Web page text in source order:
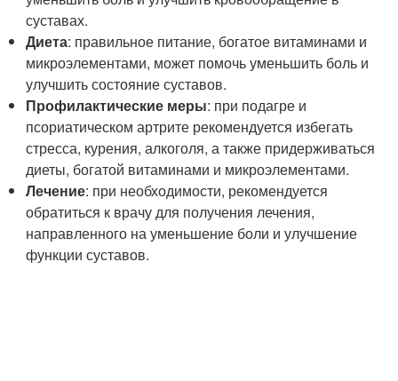
суставах.
Диета: правильное питание, богатое витаминами и
микроэлементами, может помочь уменьшить боль и
улучшить состояние суставов.
Профилактические меры: при подагре и
псориатическом артрите рекомендуется избегать
стресса, курения, алкоголя, а также придерживаться
диеты, богатой витаминами и микроэлементами.
Лечение: при необходимости, рекомендуется
обратиться к врачу для получения лечения,
направленного на уменьшение боли и улучшение
функции суставов.